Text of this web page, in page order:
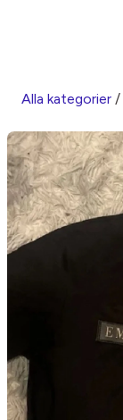
Alla kategorier /